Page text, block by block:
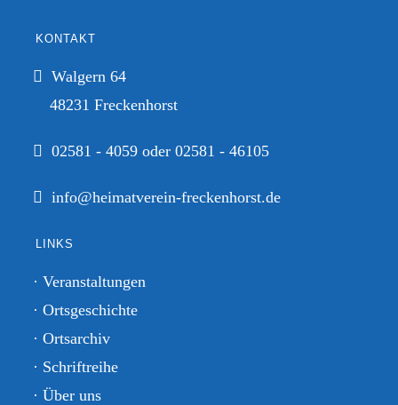
KONTAKT
Walgern 64
48231 Freckenhorst
02581 - 4059 oder 02581 - 46105
info@heimatverein-freckenhorst.de
LINKS
· Veranstaltungen
· Ortsgeschichte
· Ortsarchiv
· Schriftreihe
· Über uns